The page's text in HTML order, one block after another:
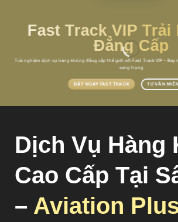
Fast Track VIP Trải
Đẳng Cấp
Trải nghiệm dịch vụ hàng không đẳng cấp thế giới với Fast Track VIP - Bay
sang trọng
ĐẶT NGAY FAST TRACK TƯ VẤN
Dịch Vụ Hàng
Cao Cấp Tại
– Aviation